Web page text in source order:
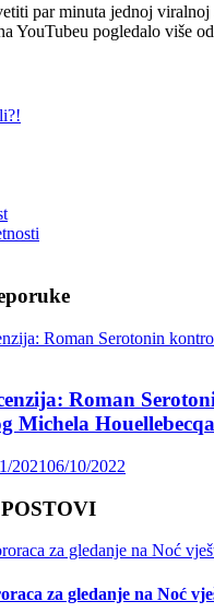
par minuta jednoj
YouTubeu pogledalo više
Roman
Michela Houellebecqa
202106/10/2022
za gledanje na Noć